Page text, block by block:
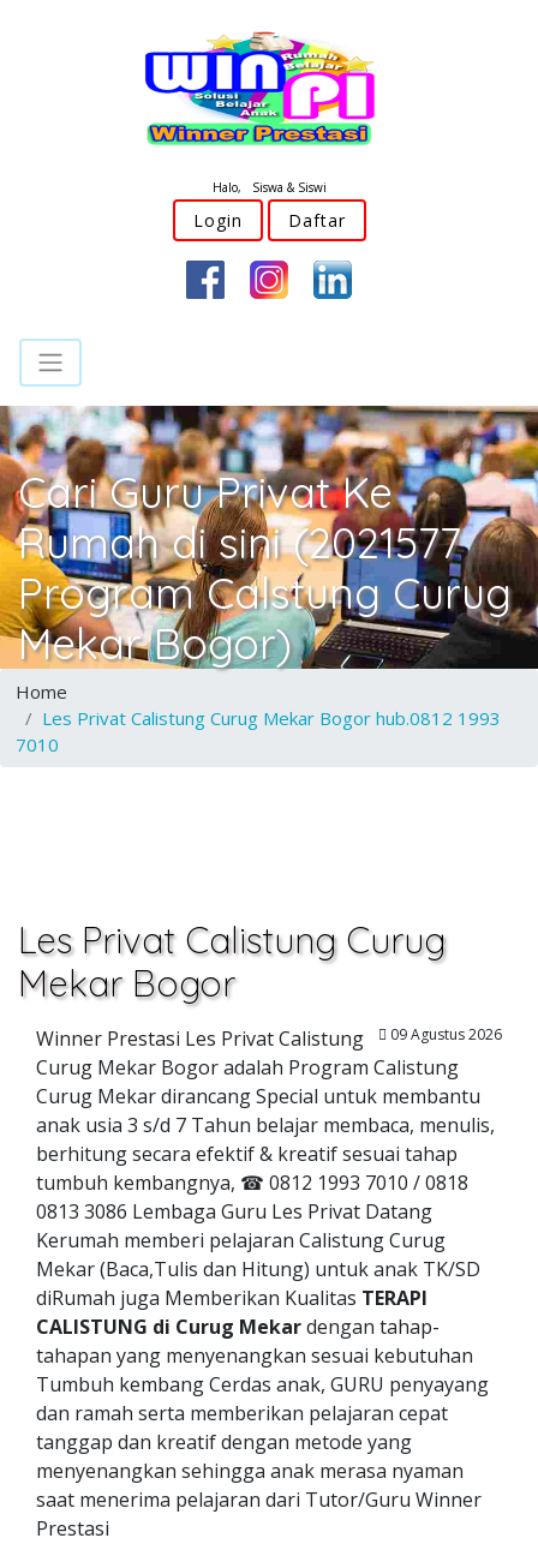
Halo, Siswa & Siswi
Login Daftar
Cari Guru Privat Ke
Rumah di sini (2021577
Program Calstung Curug
Mekar Bogor)
Home
Les Privat Calistung Curug Mekar Bogor hub.0812 1993
7010
Les Privat Calistung Curug
Mekar Bogor
09 Agustus 2026
Winner Prestasi Les Privat Calistung
Curug Mekar Bogor adalah Program Calistung
Curug Mekar dirancang Special untuk membantu
anak usia 3 s/d 7 Tahun belajar membaca, menulis,
berhitung secara efektif & kreatif sesuai tahap
tumbuh kembangnya, ☎ 0812 1993 7010 / 0818
0813 3086 Lembaga Guru Les Privat Datang
Kerumah memberi pelajaran Calistung Curug
Mekar (Baca,Tulis dan Hitung) untuk anak TK/SD
diRumah juga Memberikan Kualitas TERAPI
CALISTUNG di Curug Mekardengan tahap-
tahapan yang menyenangkan sesuai kebutuhan
Tumbuh kembang Cerdas anak, GURU penyayang
dan ramah serta memberikan pelajaran cepat
tanggap dan kreatif dengan metode yang
menyenangkan sehingga anak merasa nyaman
saat menerima pelajaran dari Tutor/Guru Winner
Prestasi